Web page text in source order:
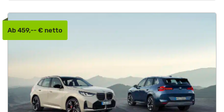
Ab 459,-- € netto